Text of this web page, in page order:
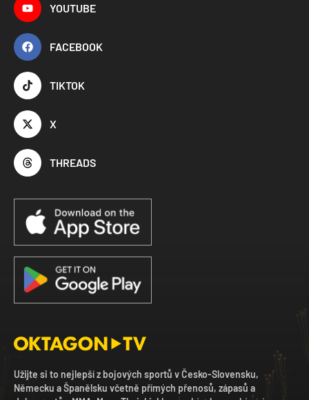
YOUTUBE
FACEBOOK
TIKTOK
X
THREADS
Užijte si to nejlepší z bojových sportů v Česko-Slovensku,
Německu a Španělsku včetně přímých přenosů, zápasů a